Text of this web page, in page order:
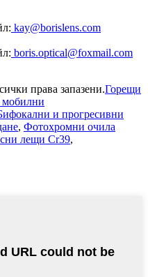
kay@borislens.com
boris.optical@foxmail.com
права запазени.Горещи
мобилни
и прогресивни
, Фотохромни очила
лещи Cr39,